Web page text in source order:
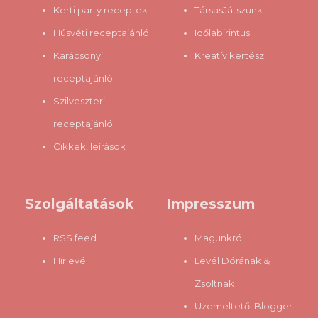
Kerti party receptek
Húsvéti receptajánló
Karácsonyi
receptajánló
Szilveszteri
receptajánló
Cikkek, leírások
TársasJátszunk
Időlabirintus
Kreatív kertész
Szolgáltatások
RSS feed
Hírlevél
Impresszum
Magunkról
Levél Dórának &
Zsoltnak
Üzemeltető: Blogger